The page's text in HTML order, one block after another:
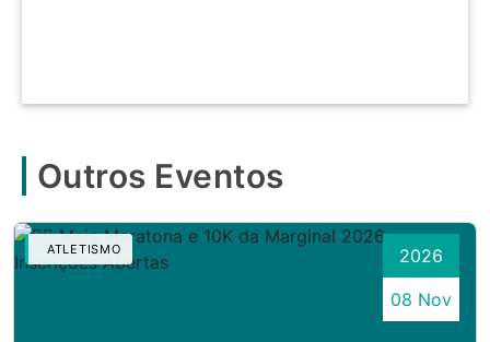
Outros Eventos
ATLETISMO
2026
08 Nov